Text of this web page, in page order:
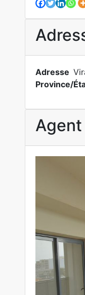
Adresse
Province/